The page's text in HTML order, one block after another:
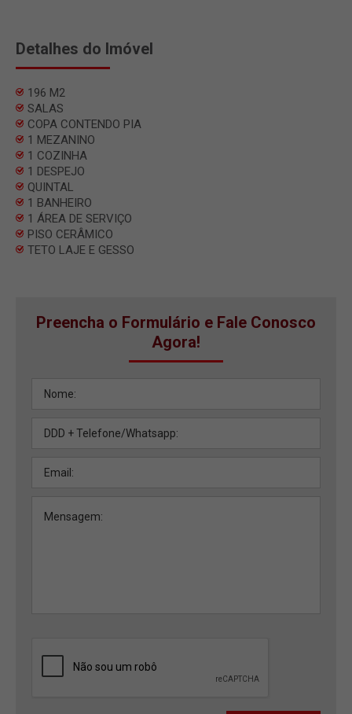
Detalhes do Imóvel
196 M2
SALAS
COPA CONTENDO PIA
1 MEZANINO
1 COZINHA
1 DESPEJO
QUINTAL
1 BANHEIRO
1 ÁREA DE SERVIÇO
PISO CERÂMICO
TETO LAJE E GESSO
Preencha o Formulário e Fale Conosco
Agora!